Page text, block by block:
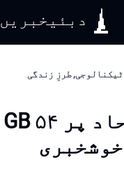
دبئیخبریں
طرزِ زندگی